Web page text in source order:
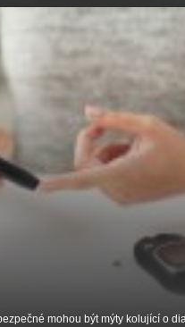
mohou být mýty kolující o